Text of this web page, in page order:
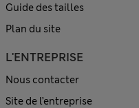
Guide des tailles
Plan du site
L'ENTREPRISE
Nous contacter
Site de l’entreprise